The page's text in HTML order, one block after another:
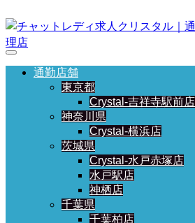
通勤店舗
東京都
Crystal-吉祥寺駅前店
神奈川県
Crystal-横浜店
茨城県
Crystal-水戸赤塚店
水戸駅店
神栖店
千葉県
千葉柏店